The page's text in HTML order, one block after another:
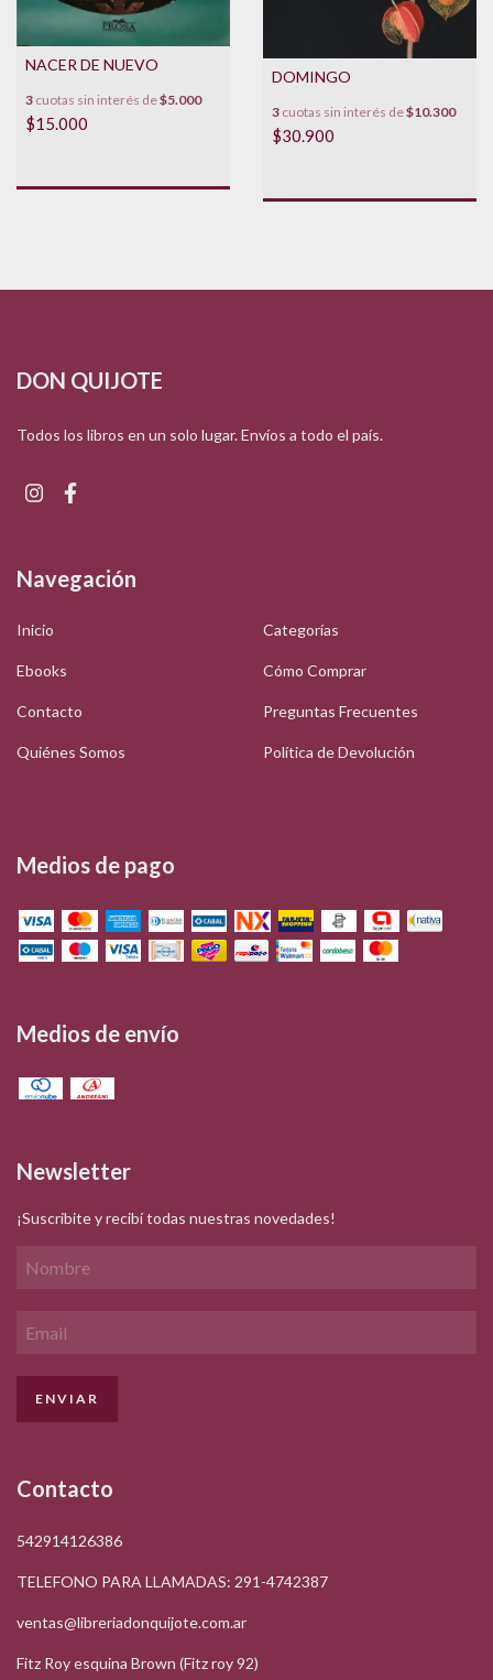
NACER DE NUEVO
3 cuotas sin interés de$5.000
$15.000
DOMINGO
3 cuotas sin interés de$10.300
$30.900
DON QUIJOTE
Todos los libros en un solo lugar. Envíos a todo el país.
Navegación
Inicio Categorías
Ebooks Cómo Comprar
Contacto Preguntas Frecuentes
Quiénes Somos Política de Devolución
Medios de pago
Medios de envío
Newsletter
¡Suscribite y recibí todas nuestras novedades!
Contacto
542914126386
TELEFONO PARA LLAMADAS: 291-4742387
ventas@libreriadonquijote.com.ar
Fitz Roy esquina Brown (Fitz roy 92)